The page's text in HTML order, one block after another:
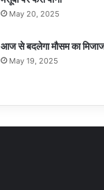
May 20, 2025
आज से बदलेगा मौसम का
May 19, 2025